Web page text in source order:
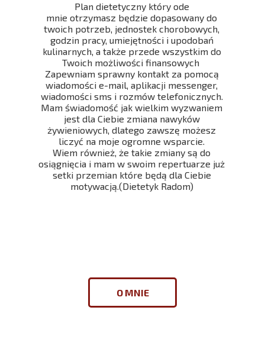
Plan dietetyczny który ode
mnie otrzymasz będzie dopasowany do
twoich potrzeb, jednostek chorobowych,
godzin pracy, umiejętności i upodobań
kulinarnych, a także przede wszystkim do
Twoich możliwości finansowych
Zapewniam sprawny kontakt za pomocą
wiadomości e-mail, aplikacji messenger,
wiadomości sms i rozmów telefonicznych.
Mam świadomość jak wielkim wyzwaniem
jest dla Ciebie zmiana nawyków
żywieniowych, dlatego zawszę możesz
liczyć na moje ogromne wsparcie.
Wiem również, że takie zmiany są do
osiągnięcia i mam w swoim repertuarze już
setki przemian które będą dla Ciebie
motywacją.(Dietetyk Radom)
O MNIE